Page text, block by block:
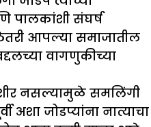
पालकांशी संघर्ष
आपल्या समाजातील
वागणुकीच्या
नसल्यामुळे समलिंगी
अशा जोडप्यांना नात्याचा